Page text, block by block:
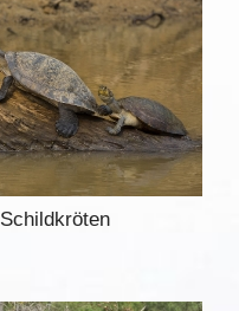
Schildkröten